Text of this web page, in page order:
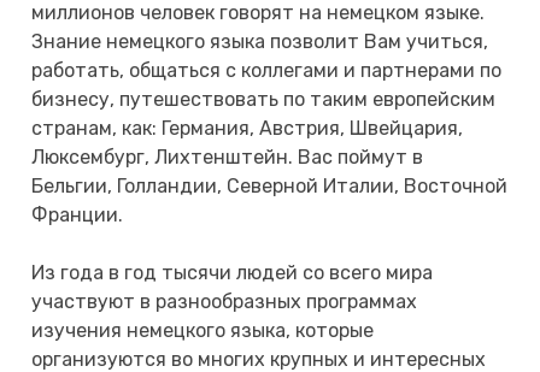
миллионов человек говорят на немецком языке.
Знание немецкого языка позволит Вам учиться,
работать, общаться с коллегами и партнерами по
бизнесу, путешествовать по таким европейским
странам, как: Германия, Австрия, Швейцария,
Люксембург, Лихтенштейн. Вас поймут в
Бельгии, Голландии, Северной Италии, Восточной
Франции.
Из года в год тысячи людей со всего мира
участвуют в разнообразных программах
изучения немецкого языка, которые
организуются во многих крупных и интересных